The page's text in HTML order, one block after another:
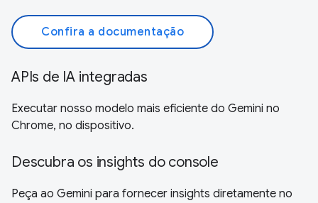
Confira a documentação
APIs de IA integradas
Executar nosso modelo mais eficiente do Gemini no
Chrome, no dispositivo.
Descubra os insights do console
Peça ao Gemini para fornecer insights diretamente no